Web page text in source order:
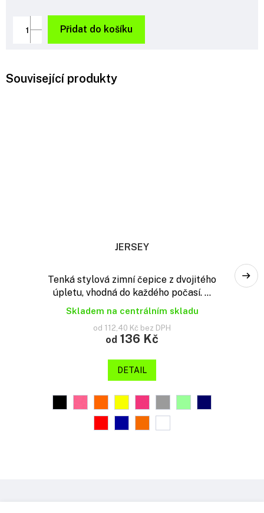
cena:
Přidat do košíku
Související produkty
JERSEY
Tenká stylová zimní čepice z dvojitého
úpletu, vhodná do každého počasí. ...
Skladem na centrálním skladu
od 112,40 Kč bez DPH
od 136 Kč
DETAIL